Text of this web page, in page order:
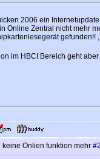
2006 ein
Online Zentral nicht mehr
im HBCI Bereich geht aber
keine Onlien funktion mehr